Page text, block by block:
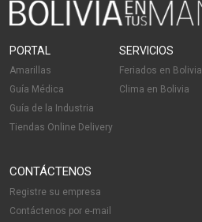
PORTAL
Amarillas
Guía Médica
Guía de la Industria
Tiendas Online Delivery
SERVICIOS
Feriados en Bolivia
Clima en Bolivia
CONTÁCTENOS
Registre su empresa
Contáctenos por e-mail